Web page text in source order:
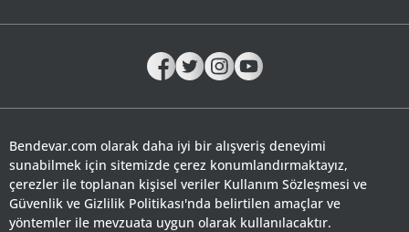
Bendevar.com olarak daha iyi bir alışveriş deneyimi
sunabilmek için sitemizde çerez konumlandırmaktayız,
çerezler ile toplanan kişisel veriler Kullanım Sözleşmesi ve
Güvenlik ve Gizlilik Politikası'nda belirtilen amaçlar ve
yöntemler ile mevzuata uygun olarak kullanılacaktır.